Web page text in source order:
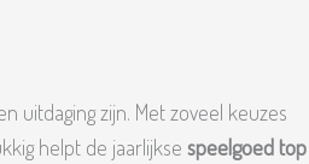
uitdaging zijn. Met zoveel keuzes
helpt de jaarlijkse speelgoed top